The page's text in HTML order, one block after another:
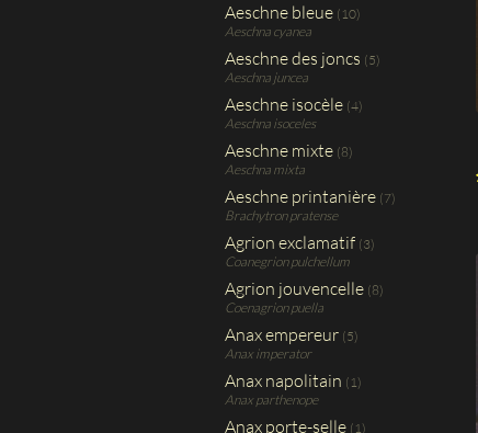
Aeschne bleue (10)
Aeschna cyanea
Aeschne des joncs (5)
Aeschna juncea
Aeschne isocèle (4)
Aeschna isoceles
Aeschne mixte (8)
Aeschna mixta
Aeschne printanière (7)
Brachytron pratense
Agrion exclamatif (3)
Coanegrion pulchellum
Agrion jouvencelle (8)
Coenagrion puella
Anax empereur (5)
Anax imperator
Anax napolitain (1)
Anax parthenope
Anax porte-selle (1)